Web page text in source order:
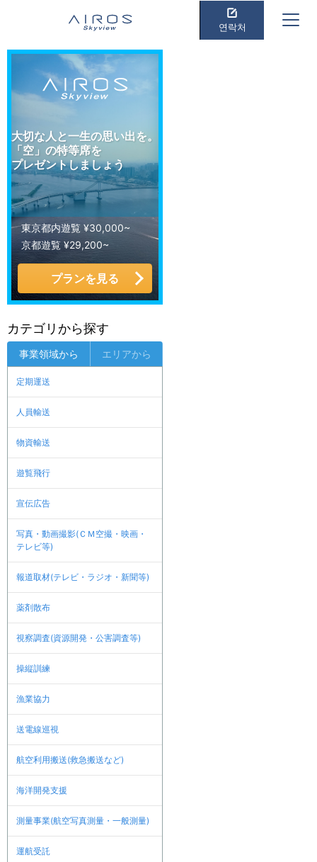
연락처
大切な人と一生の思い出を。
「空」の特等席を
プレゼントしましょう
東京都内遊覧 ¥30,000~
京都遊覧 ¥29,200~
プランを見る
カテゴリから探す
事業領域から エリアから
定期運送
人員輸送
物資輸送
遊覧飛行
宣伝広告
写真・動画撮影(ＣＭ空撮・映画・
テレビ等)
報道取材(テレビ・ラジオ・新聞等)
薬剤散布
視察調査(資源開発・公害調査等)
操縦訓練
漁業協力
送電線巡視
航空利用搬送(救急搬送など)
海洋開発支援
測量事業(航空写真測量・一般測量)
運航受託